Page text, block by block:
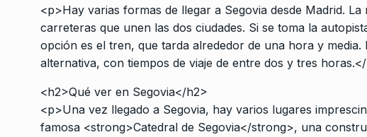
<p>Hay varias formas de llegar a Segovia desde Madrid.
carreteras que unen las dos ciudades. Si se toma la
opción es el tren, que tarda alrededor de una hora y
alternativa, con tiempos de viaje de entre dos y tres
<h2>Qué ver en Segovia</h2>
<p>Una vez llegado a Segovia, hay varios lugares
famosa <strong>Catedral de Segovia</strong>, una